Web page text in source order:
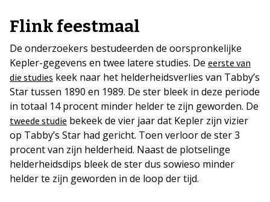
Flink feestmaal
De onderzoekers bestudeerden de oorspronkelijke
Kepler-gegevens en twee latere studies. De eerste van
die studies keek naar het helderheidsverlies van Tabby’s
Star tussen 1890 en 1989. De ster bleek in deze periode
in totaal 14 procent minder helder te zijn geworden. De
tweede studie bekeek de vier jaar dat Kepler zijn vizier
op Tabby’s Star had gericht. Toen verloor de ster 3
procent van zijn helderheid. Naast de plotselinge
helderheidsdips bleek de ster dus sowieso minder
helder te zijn geworden in de loop der tijd.